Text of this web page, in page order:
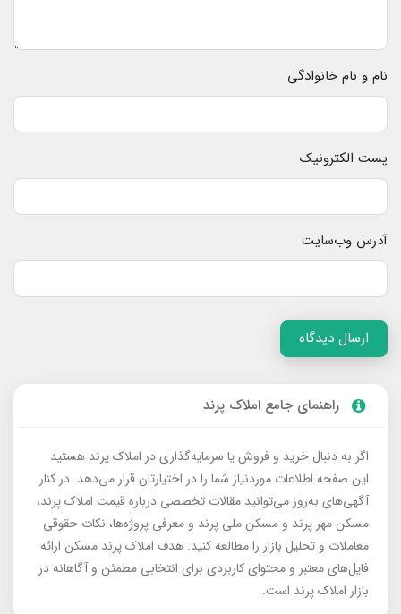
نام و نام خانوادگی
پست الکترونیک
آدرس وب‌سایت
ارسال دیدگاه
راهنمای جامع املاک پرند
اگر به دنبال خرید و فروش یا سرمایه‌گذاری در املاک پرند هستید
این صفحه اطلاعات موردنیاز شما را در اختیارتان قرار می‌دهد. در کنار
آگهی‌های به‌روز می‌توانید مقالات تخصصی درباره قیمت املاک پرند،
مسکن مهر پرند و مسکن ملی پرند و معرفی پروژه‌ها، نکات حقوقی
معاملات و تحلیل بازار را مطالعه کنید. هدف املاک پرند مسکن ارائه
فایل‌های معتبر و محتوای کاربردی برای انتخابی مطمئن و آگاهانه در
بازار املاک پرند است.